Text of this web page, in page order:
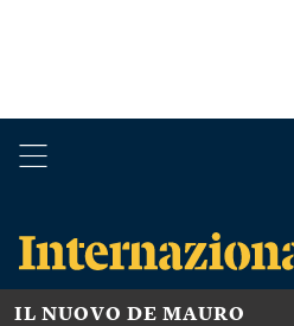
IL NUOVO DE MAURO